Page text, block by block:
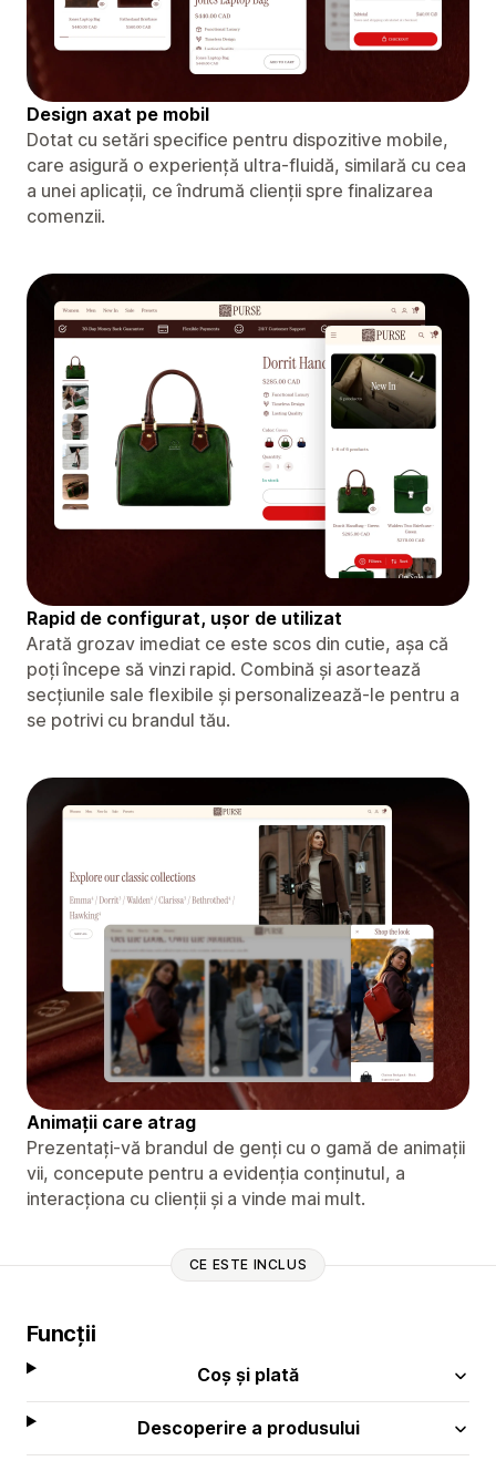
Design axat pe mobil
Dotat cu setări specifice pentru dispozitive mobile,
care asigură o experiență ultra-fluidă, similară cu cea
a unei aplicații, ce îndrumă clienții spre finalizarea
comenzii.
Rapid de configurat, ușor de utilizat
Arată grozav imediat ce este scos din cutie, așa că
poți începe să vinzi rapid. Combină și asortează
secțiunile sale flexibile și personalizează-le pentru a
se potrivi cu brandul tău.
Animații care atrag
Prezentați-vă brandul de genți cu o gamă de animații
vii, concepute pentru a evidenția conținutul, a
interacționa cu clienții și a vinde mai mult.
CE ESTE INCLUS
Funcții
Coș și plată
Descoperire a produsului